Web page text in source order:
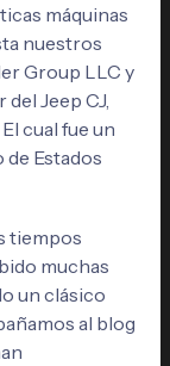
máquinas
nuestros
Group LLC y
Jeep CJ,
cual fue un
Estados
tiempos
muchas
un clásico
al blog